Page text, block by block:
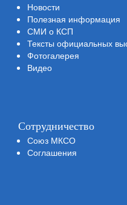
Новости
Полезная информация
СМИ о КСП
Тексты официальных
Фотогалерея
Видео
Сотрудничество
Союз МКСО
Соглашения